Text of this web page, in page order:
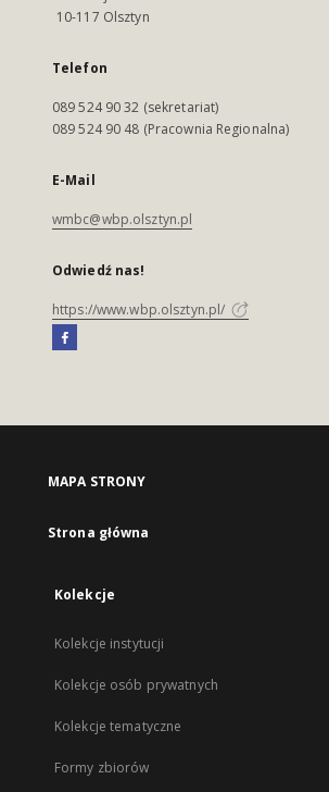
10-117 Olsztyn
Telefon
089 524 90 32 (sekretariat)
089 524 90 48 (Pracownia Regionalna)
E-Mail
wmbc@wbp.olsztyn.pl
Odwiedź nas!
https://www.wbp.olsztyn.pl/
MAPA STRONY
Strona główna
Kolekcje
Kolekcje instytucji
Kolekcje osób prywatnych
Kolekcje tematyczne
Formy zbiorów